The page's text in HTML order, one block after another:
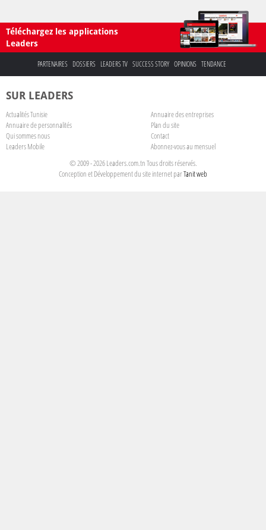
Téléchargez les applications
Leaders
PARTENAIRES DOSSIERS LEADERS TV SUCCESS STORY OPINIONS TENDANCE
SUR LEADERS
Actualités Tunisie
Annuaire des entreprises
Annuaire de personnalités
Plan du site
Qui sommes nous
Contact
Leaders Mobile
Abonnez-vous au mensuel
© 2009 - 2026 Leaders.com.tn Tous droits réservés.
Conception et Développement du site internet parTanit web